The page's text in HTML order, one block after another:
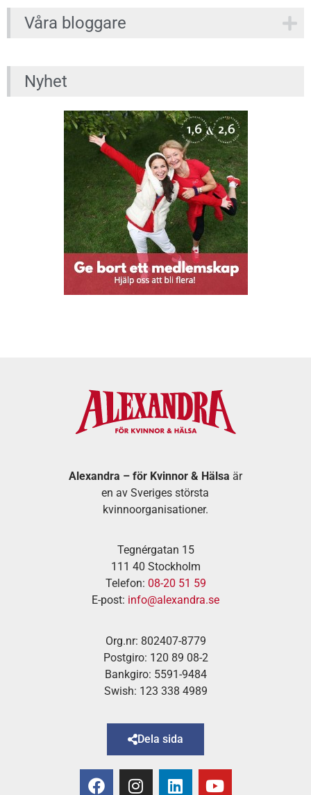
Våra bloggare
Nyhet
Alexandra – för Kvinnor & Hälsa är
en av Sveriges största
kvinnoorganisationer.
Tegnérgatan 15
111 40 Stockholm
Telefon: 08-20 51 59
E-post: info@alexandra.se
Org.nr: 802407-8779
Postgiro: 120 89 08-2
Bankgiro: 5591-9484
Swish: 123 338 4989
Dela sida